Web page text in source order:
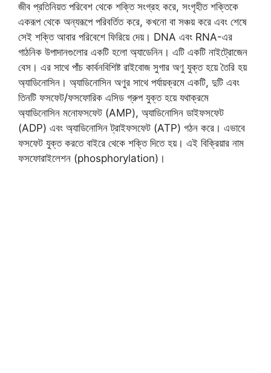
জীব প্রতিনিয়ত পরিবেশ থেকে শক্তি সংগ্রহ করে, সংগৃহীত শক্তিকে
একরূপ থেকে অন্যরূপে পরিবর্তিত করে, কখনাে বা সঞ্চয় করে এবং শেষে
সেই শক্তি আবার পরিবেশে ফিরিয়ে দেয়। DNA এবং RNA-এর
গাঠনিক উপাদানগুলাের একটি হলাে অ্যাডেনিন। এটি একটি নাইট্রোজেন
বেস। এর সাথে পাঁচ কার্বনবিশিষ্ট রাইবােজ সুগার অণু যুক্ত হয়ে তৈরি হয়
অ্যাডিনােসিন। অ্যাডিনােসিন অণুর সাথে পর্যায়ক্রমে একটি, দুটি এবং
তিনটি ফসফেট/ফসফোরিক এসিড গ্রুপ যুক্ত হয়ে যথাক্রমে
অ্যাডিনােসিন মনােফসফেট (AMP), অ্যাডিনােসিন ডাইফসফেট
(ADP) এবং অ্যাডিনােসিন ট্রাইফসফেট (ATP) গঠন করে। এভাবে
ফসফেট যুক্ত করতে বাইরে থেকে শক্তি দিতে হয়। এই বিক্রিয়ার নাম
ফসফোরাইলেশন (phosphorylation)।